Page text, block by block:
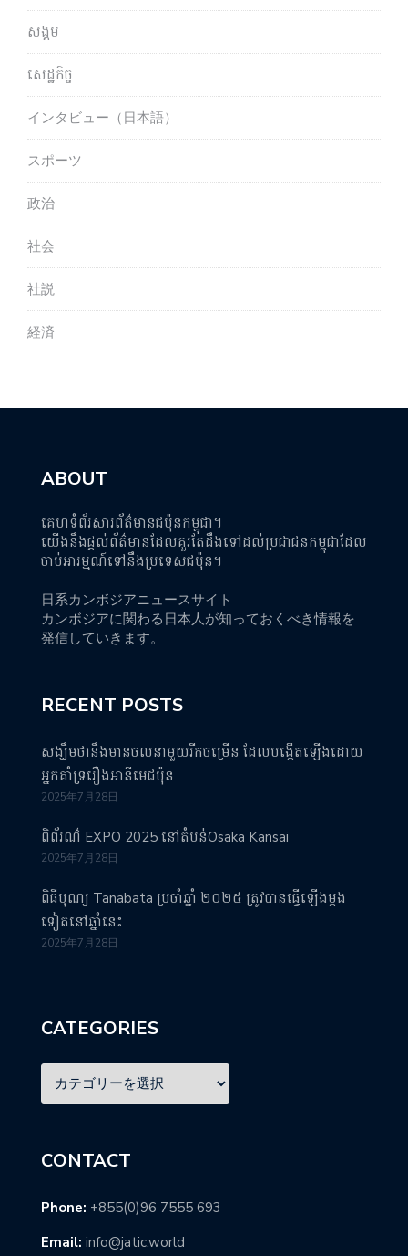
សង្គម
សេដ្ឋកិច្ច
インタビュー（日本語）
スポーツ
政治
社会
社説
経済
ABOUT
គេហទំព័រសារព័ត៌មានជប៉ុនកម្ពុជា។
យើងនឹងផ្តល់ព័ត៌មានដែលគួរតែដឹងទៅដល់ប្រជាជនកម្ពុជាដែល
ចាប់អារម្មណ៍ទៅនឹងប្រទេសជប៉ុន។
日系カンボジアニュースサイト
カンボジアに関わる日本人が知っておくべき情報を
発信していきます。
RECENT POSTS
សង្ឃឹមថានឹងមានចលនាមួយរីកចម្រើន ដែលបង្កើតឡើងដោយ
អ្នកគាំទ្ររឿងអានីមេជប៉ុន
2025年7月28日
ពិព័រណ៌ EXPO 2025 នៅតំបន់Osaka Kansai
2025年7月28日
ពិធីបុណ្យ Tanabata ប្រចាំឆ្នាំ ២០២៥ ត្រូវបានធ្វើឡើងម្តង
ទៀតនៅឆ្នាំនេះ
2025年7月28日
CATEGORIES
CONTACT
Phone: +855(0)96 7555 693
Email: info@jatic.world